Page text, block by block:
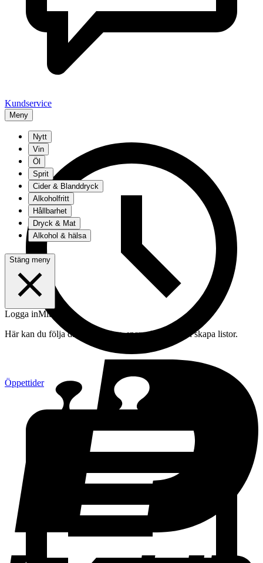
Kundservice
Meny
Öppettider
Nytt
Vin
Öl
Sprit
Cider & Blanddryck
Alkoholfritt
Hållbarhet
Dryck & Mat
Alkohol & hälsa
Stäng meny
Logga inMitt konto
Här kan du följa din beställning, spara drycker och skapa listor.